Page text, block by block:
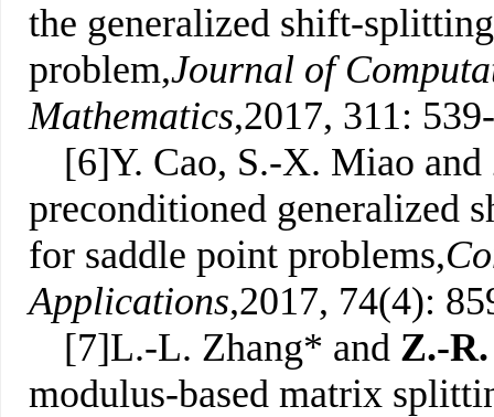
the generalized shift-
problem,Journal of
Mathematics,2017, 311:
[6]Y. Cao, S.-X. Miao and
preconditioned generalized
for saddle point problems,
Applications,2017, 74(4):
[7]L.-L. Zhang* and Z.-
modulus-based matrix